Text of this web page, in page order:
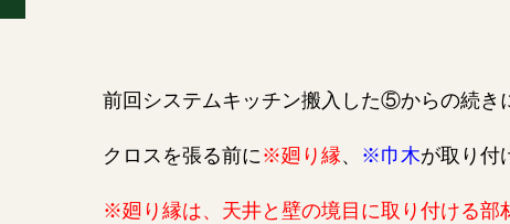
前回システムキッチン搬入した⑤からの続き
クロスを張る前に※廻り縁、 ※巾木が取り付
※廻り縁は、天井と壁の境目に取り付ける部